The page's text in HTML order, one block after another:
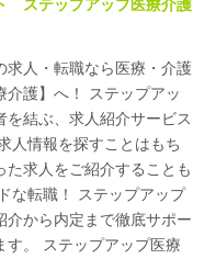
ステップアップ医療介護
求人・転職なら医療・介護
護】へ！ ステップアッ
結ぶ、求人紹介サービス
人情報を探すことはもち
求人をご紹介することも
な転職！ ステップアップ
介から内定まで徹底サポー
す。 ステップアップ医療